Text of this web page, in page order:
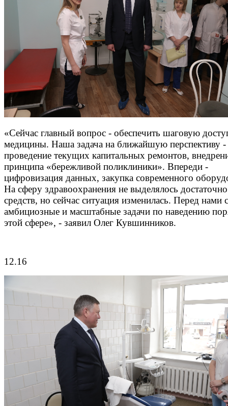
«Сейчас главный вопрос - обеспечить шаговую
медицины. Наша задача на ближайшую перспективу -
проведение текущих капитальных ремонтов,
принципа «бережливой поликлиники». Впереди -
цифровизация данных, закупка современного
На сферу здравоохранения не выделялось достаточно
средств, но сейчас ситуация изменилась. Перед нами
амбициозные и масштабные задачи по наведению
этой сфере», - заявил Олег Кувшинников.
12.16